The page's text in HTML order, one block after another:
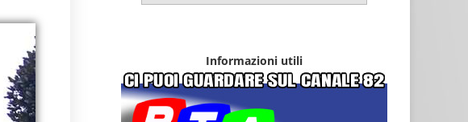
Informazioni utili